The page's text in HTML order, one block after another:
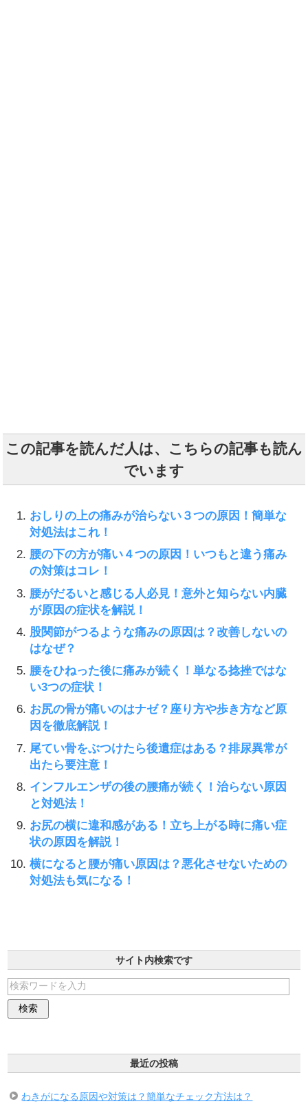
この記事を読んだ人は、こちらの記事も読ん
でいます
おしりの上の痛みが治らない３つの原因！簡単な
対処法はこれ！
腰の下の方が痛い４つの原因！いつもと違う痛み
の対策はコレ！
腰がだるいと感じる人必見！意外と知らない内臓
が原因の症状を解説！
股関節がつるような痛みの原因は？改善しないの
はなぜ？
腰をひねった後に痛みが続く！単なる捻挫ではな
い3つの症状！
お尻の骨が痛いのはナゼ？座り方や歩き方など原
因を徹底解説！
尾てい骨をぶつけたら後遺症はある？排尿異常が
出たら要注意！
インフルエンザの後の腰痛が続く！治らない原因
と対処法！
お尻の横に違和感がある！立ち上がる時に痛い症
状の原因を解説！
横になると腰が痛い原因は？悪化させないための
対処法も気になる！
サイト内検索です
最近の投稿
わきがになる原因や対策は？簡単なチェック方法は？